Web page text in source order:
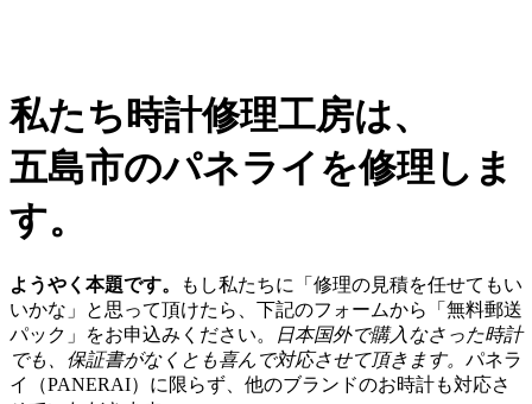
私たち時計修理工房は、
五島市のパネライを修理しま
す。
ようやく本題です。
もし私たちに「修理の見積を任せてもい
いかな」と思って頂けたら、下記のフォームから「無料郵送
パック」をお申込みください。
日本国外で購入なさった時計
でも、保証書がなくとも喜んで対応させて頂きます。 パネラ
イ（PANERAI）に限らず、他のブランドのお時計も対応さ